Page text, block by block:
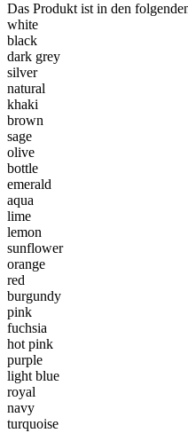
Das Produkt ist in den
white
black
dark grey
silver
natural
khaki
brown
sage
olive
bottle
emerald
aqua
lime
lemon
sunflower
orange
red
burgundy
pink
fuchsia
hot pink
purple
light blue
royal
navy
turquoise